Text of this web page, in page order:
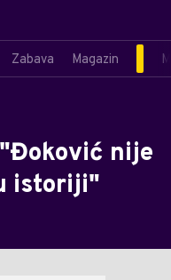
Zabava Magazin
nije
istoriji"